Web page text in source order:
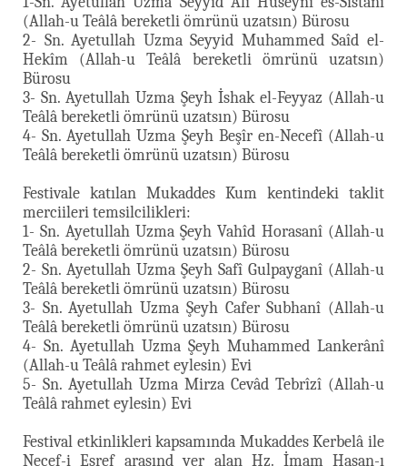
(Allah-u Teâlâ bereketli ömrünü uzatsın) Bürosu
2- Sn. Ayetullah Uzma Seyyid Muhammed Saîd el-
Hekîm (Allah-u Teâlâ bereketli ömrünü uzatsın)
Bürosu
3- Sn. Ayetullah Uzma Şeyh İshak el-Feyyaz (Allah-u
Teâlâ bereketli ömrünü uzatsın) Bürosu
4- Sn. Ayetullah Uzma Şeyh Beşîr en-Necefî (Allah-u
Teâlâ bereketli ömrünü uzatsın) Bürosu
Festivale katılan Mukaddes Kum kentindeki taklit
merciileri temsilcilikleri:
1- Sn. Ayetullah Uzma Şeyh Vahîd Horasanî (Allah-u
Teâlâ bereketli ömrünü uzatsın) Bürosu
2- Sn. Ayetullah Uzma Şeyh Safî Gulpayganî (Allah-u
Teâlâ bereketli ömrünü uzatsın) Bürosu
3- Sn. Ayetullah Uzma Şeyh Cafer Subhanî (Allah-u
Teâlâ bereketli ömrünü uzatsın) Bürosu
4- Sn. Ayetullah Uzma Şeyh Muhammed Lankerânî
(Allah-u Teâlâ rahmet eylesin) Evi
5- Sn. Ayetullah Uzma Mirza Cevâd Tebrîzî (Allah-u
Teâlâ rahmet eylesin) Evi
Festival etkinlikleri kapsamında Mukaddes Kerbelâ ile
Necef-i Eşref arasınd yer alan Hz. İmam Hasan-ı